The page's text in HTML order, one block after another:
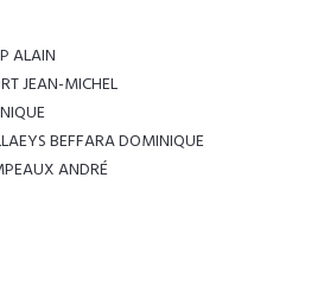
ALAIN
JEAN-MICHEL
BEFFARA DOMINIQUE
ANDRÉ